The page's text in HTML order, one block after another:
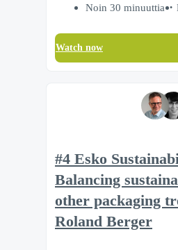
Noin 30 minuuttia
Watch now
#4 Esko
Balancing
other packaging
Roland Berger